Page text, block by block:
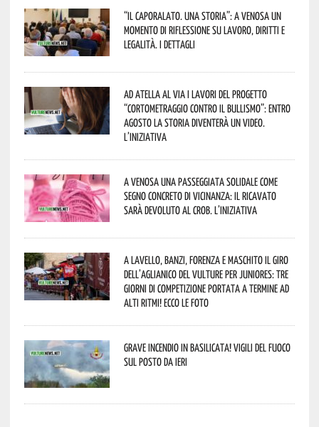
“Il caporalato. Una storia”: a Venosa un
momento di riflessione su lavoro, diritti e
legalità. I dettagli
Ad Atella al via i lavori del progetto
“Cortometraggio contro il bullismo”: entro
agosto la storia diventerà un video.
L’iniziativa
A Venosa una passeggiata solidale come
segno concreto di vicinanza: il ricavato
sarà devoluto al CROB. L’iniziativa
A Lavello, Banzi, Forenza e Maschito il Giro
dell’Aglianico del Vulture per juniores: tre
giorni di competizione portata a termine ad
alti ritmi! Ecco le foto
Grave incendio in Basilicata! Vigili del fuoco
sul posto da ieri